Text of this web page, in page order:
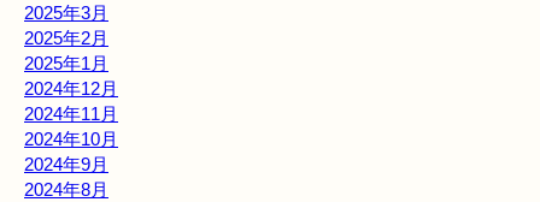
2025年3月
2025年2月
2025年1月
2024年12月
2024年11月
2024年10月
2024年9月
2024年8月